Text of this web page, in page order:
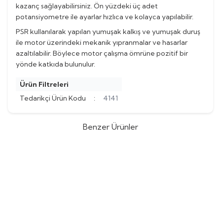
kazanç sağlayabilirsiniz. Ön yüzdeki üç adet
potansiyometre ile ayarlar hızlıca ve kolayca yapılabilir.
PSR kullanılarak yapılan yumuşak kalkış ve yumuşak duruş
ile motor üzerindeki mekanik yıpranmalar ve hasarlar
azaltılabilir. Böylece motor çalışma ömrüne pozitif bir
yönde katkıda bulunulur.
Ürün Filtreleri
Tedarikçi Ürün Kodu
: 4141
Benzer Ürünler